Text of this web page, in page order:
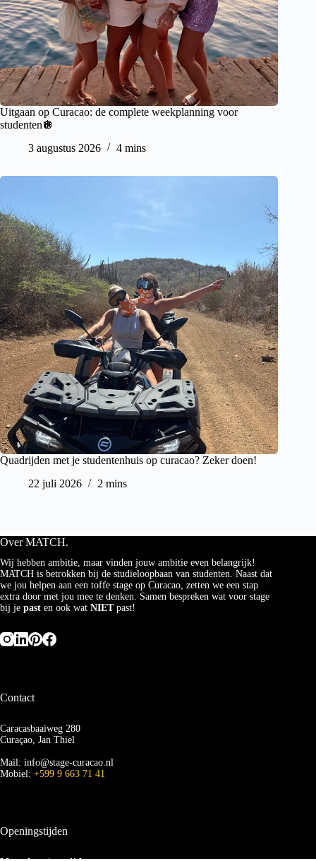
Uitgaan op Curacao: de complete weekplanning voor
studenten🪩
3 augustus 2026
4 mins
Quadrijden met je studentenhuis op curacao? Zeker doen!
22 juli 2026
2 mins
Over MATCH.
Wij hebben ambitie, maar vinden jouw ambitie even belangrijk!
MATCH is betrokken bij de studieloopbaan van studenten. Naast dat
we jou helpen aan een toffe stage op Curacao, zetten we een stap
extra door met jou mee te denken. Samen bespreken wat voor stage
bij je past en ook wat NIET past!
Contact
Caracasbaaiweg 280
Curaçao, Jan Thiel
Mail: info@stage-curacao.nl
Mobiel: +599 9 663 71 41
Openingstijden